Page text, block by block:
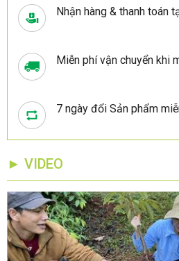
Nhận hàng & thanh toán
Miễn phí vận chuyển khi
7 ngày đổi Sản phẩm
► VIDEO